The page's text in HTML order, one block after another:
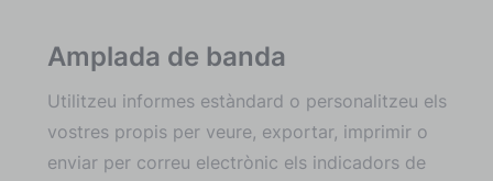
Amplada de banda
Utilitzeu informes estàndard o personalitzeu els
vostres propis per veure, exportar, imprimir o
enviar per correu electrònic els indicadors de